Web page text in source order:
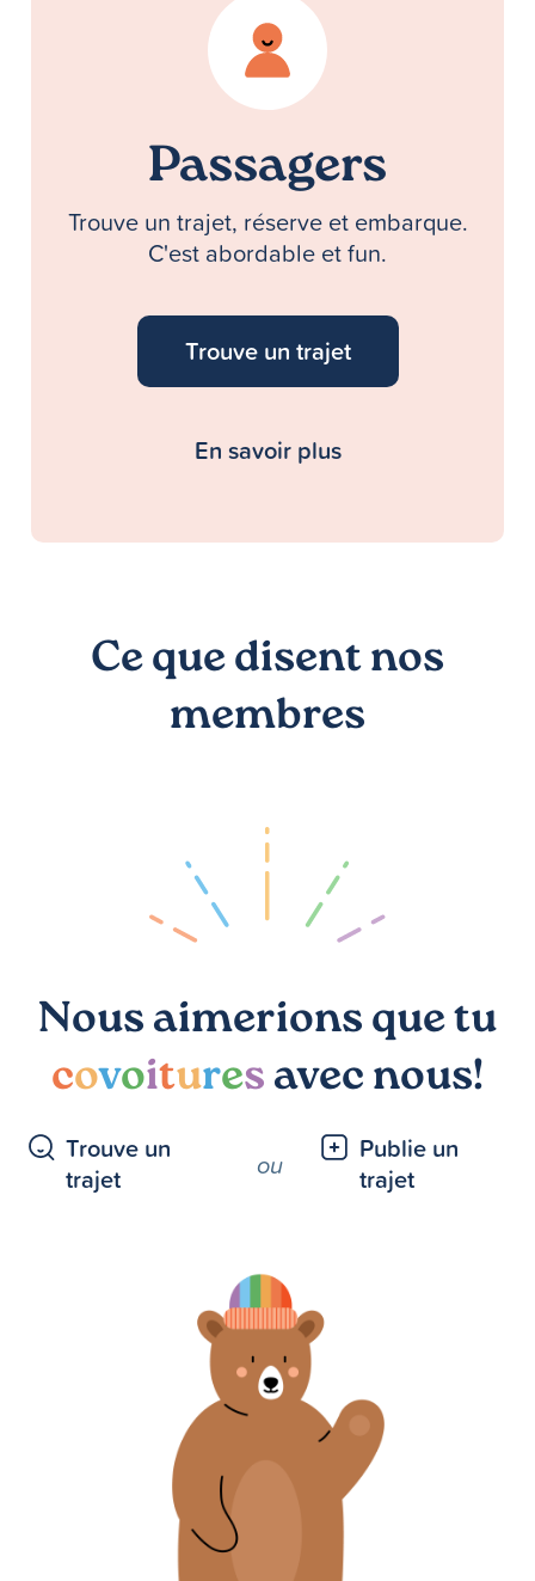
Passagers
Trouve un trajet, réserve et embarque.
C'est abordable et fun.
Trouve un trajet
En savoir plus
Ce que disent nos
membres
Nous aimerions que tu
covoituresavec nous!
Trouve un
trajet
ou
Publie un
trajet